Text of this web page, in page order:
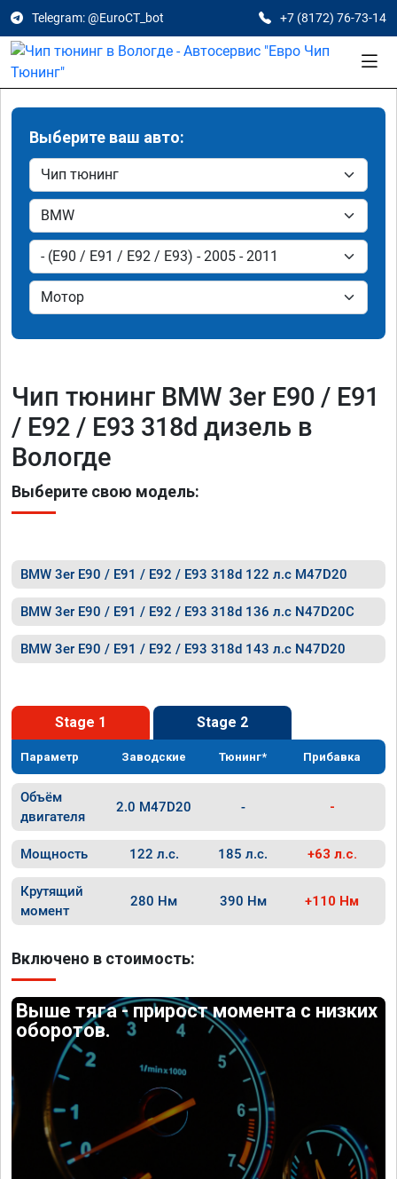
Telegram: @EuroCT_bot +7 (8172) 76-73-14
Выберите ваш авто:
Чип тюнинг BMW 3er E90 / E91
/ E92 / E93 318d дизель в
Вологде
Выберите свою модель:
BMW 3er E90 / E91 / E92 / E93 318d 122 л.с M47D20
BMW 3er E90 / E91 / E92 / E93 318d 136 л.с N47D20C
BMW 3er E90 / E91 / E92 / E93 318d 143 л.с N47D20
Stage 1 Stage 2
Параметр Заводские Тюнинг* Прибавка
Объём
двигателя
2.0 M47D20 - -
Мощность 122 л.с. 185 л.с. +63 л.с.
Крутящий
момент
280 Нм 390 Нм +110 Нм
Включено в стоимость:
Выше тяга - прирост момента с низких
оборотов.